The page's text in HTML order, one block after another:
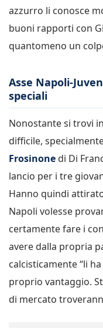
azzurro li conosce
buoni rapporti con
quantomeno un
Asse Napoli-
speciali
Nonostante si trovi
difficile,
Frosinone di Di
lancio per i tre
Hanno quindi
Napoli volesse
certamente fare i
avere dalla propria
calcisticamente “li
proprio vantaggio.
di mercato